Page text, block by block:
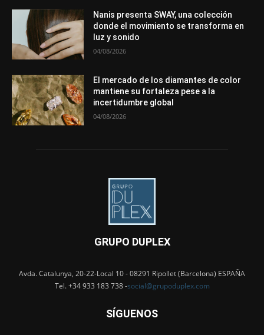
Nanis presenta SWAY, una colección
donde el movimiento se transforma en
luz y sonido
04/08/2026
El mercado de los diamantes de color
mantiene su fortaleza pese a la
incertidumbre global
04/08/2026
GRUPO DUPLEX
Avda. Catalunya, 20-22-Local 10 - 08291 Ripollet (Barcelona) ESPAÑA
Tel. +34 933 183 738 -social@grupoduplex.com
SÍGUENOS